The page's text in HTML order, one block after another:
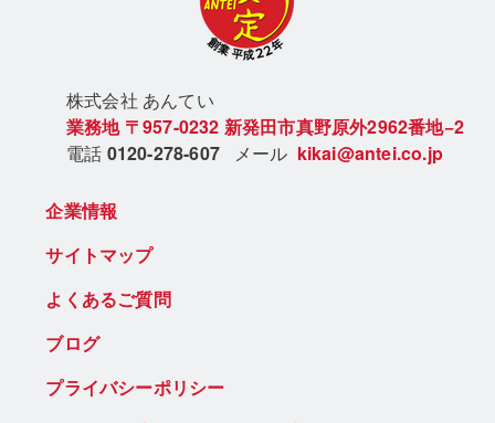
株式会社 あんてい
業務地 〒957-0232 新発田市真野原外2962番地−2
電話 0120-278-607 メール kikai@antei.co.jp
企業情報
サイトマップ
よくあるご質問
ブログ
プライバシーポリシー